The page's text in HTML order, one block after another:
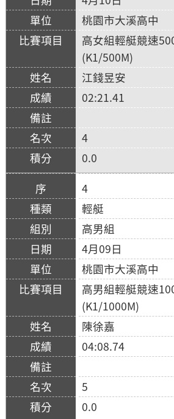
桃園市大溪高中
高女組輕艇競速
(K1/500M)
江錢昱安
02:21.41
4
0.0
4
輕艇
高男組
4月09日
桃園市大溪高中
高男組輕艇競速
(K1/1000M)
陳徐嘉
04:08.74
5
0.0